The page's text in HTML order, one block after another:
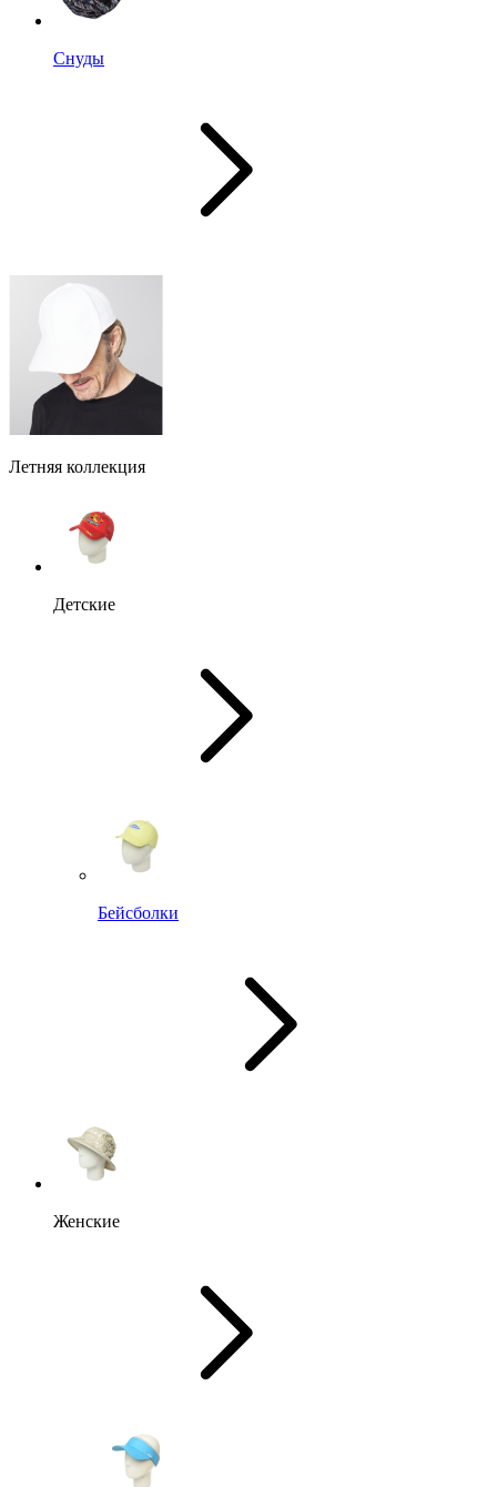
Снуды
Летняя коллекция
Детские
Бейсболки
Женские